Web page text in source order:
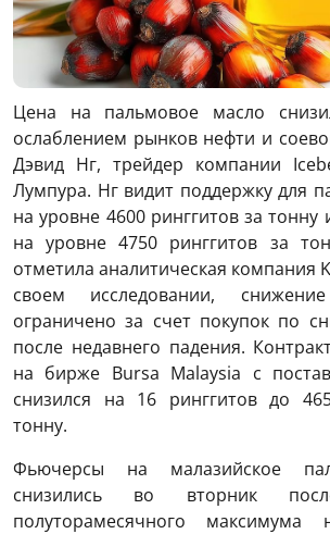
Цена на пальмовое масло
ослаблением рынков нефти и
Дэвид Нг, трейдер компании
Лумпура. Нг видит поддержку для
на уровне 4600 ринггитов за тонну
на уровне 4750 ринггитов за
отметила аналитическая компания
своем исследовании,
ограничено за счет покупок по
после недавнего падения.
на бирже Bursa Malaysia с
снизился на 16 ринггитов до
тонну.
Фьючерсы на малазийское
снизились во вторник
полуторамесячного максимума